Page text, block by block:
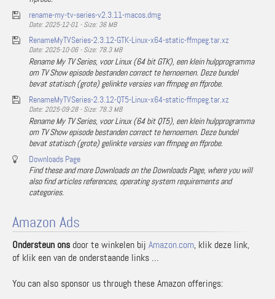
rename-my-tv-series-v2.3.11-macos.dmg
Date: 2025-12-01 - Size: 36 MB
RenameMyTVSeries-2.3.12-GTK-Linux-x64-static-ffmpeg.tar.xz
Date: 2025-10-06 - Size: 78.3 MB
Rename My TV Series, voor Linux (64 bit GTK), een klein hulpprogramma
om TV Show episode bestanden correct te hernoemen. Deze bundel
bevat statisch (grote) gelinkte versies van ffmpeg en ffprobe.
RenameMyTVSeries-2.3.12-QT5-Linux-x64-static-ffmpeg.tar.xz
Date: 2025-09-28 - Size: 78.3 MB
Rename My TV Series, voor Linux (64 bit QT5), een klein hulpprogramma
om TV Show episode bestanden correct te hernoemen. Deze bundel
bevat statisch (grote) gelinkte versies van ffmpeg en ffprobe.
Downloads Page
Find these and more Downloads on the Downloads Page, where you will
also find articles references, operating system requirements and
categories.
Amazon Ads
Ondersteun ons door te winkelen bij Amazon.com, klik deze link,
of klik een van de onderstaande links …
You can also sponsor us through these Amazon offerings: